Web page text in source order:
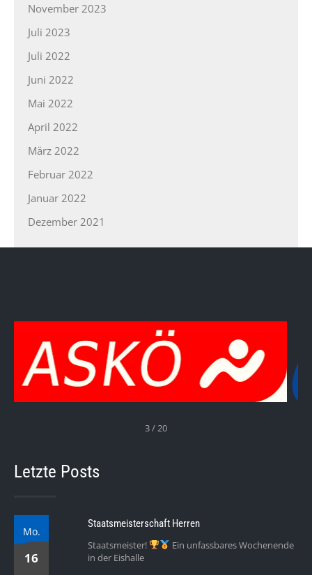
November 2023
Juli 2023
Juli 2022
Juni 2022
Mai 2022
April 2022
März 2022
Februar 2022
Januar 2022
Dezember 2021
3 / 20
Letzte Posts
Mo.
16
Staatsmeisterschaft Herren
Staatsmeister!
Ein unfassbares Wochenende
in der Eishalle